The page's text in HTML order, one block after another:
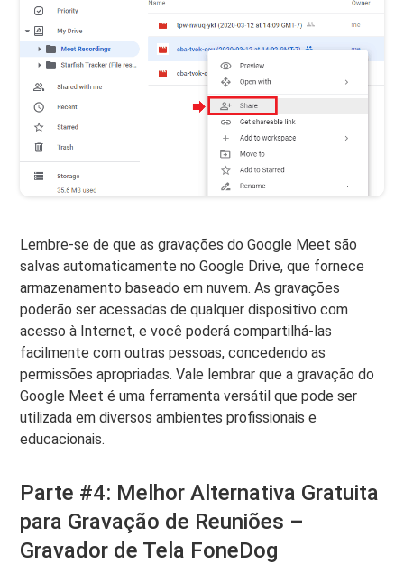
Lembre-se de que as gravações do Google Meet são
salvas automaticamente no Google Drive, que fornece
armazenamento baseado em nuvem. As gravações
poderão ser acessadas de qualquer dispositivo com
acesso à Internet, e você poderá compartilhá-las
facilmente com outras pessoas, concedendo as
permissões apropriadas. Vale lembrar que a gravação do
Google Meet é uma ferramenta versátil que pode ser
utilizada em diversos ambientes profissionais e
educacionais.
Parte #4: Melhor Alternativa Gratuita
para Gravação de Reuniões –
Gravador de Tela FoneDog